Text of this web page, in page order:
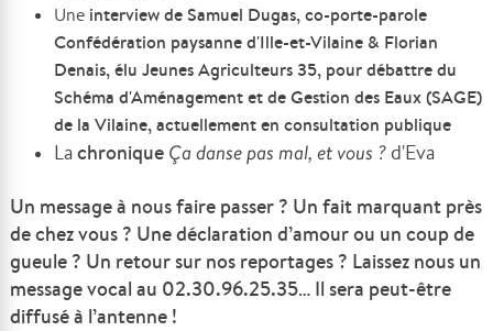
Une interview de Samuel Dugas, co-porte-parole
Confédération paysanne d'Ille-et-Vilaine & Florian
Denais, élu Jeunes Agriculteurs 35, pour débattre du
Schéma d'Aménagement et de Gestion des Eaux (SAGE)
de la Vilaine, actuellement en consultation publique
Lachronique Ça danse pas mal, et vous ? d'Eva
Un message à nous faire passer ? Un fait marquant près
de chez vous ? Une déclaration d’amour ou un coup de
gueule ? Un retour sur nos reportages ? Laissez nous un
message vocal au 02.30.96.25.35… Il sera peut-être
diffusé à l’antenne !